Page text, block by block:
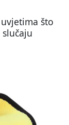
što